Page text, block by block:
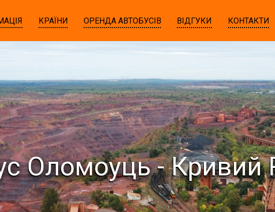
КРАЇНИ ОРЕНДА АВТОБУСІВ ВІДГУКИ КОНТАКТИ
Оломоуць - Кривий